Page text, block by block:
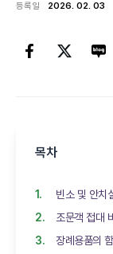
등록일 2026. 02. 03
목차
빈소 및 안치
조문객 접대
장례용품의